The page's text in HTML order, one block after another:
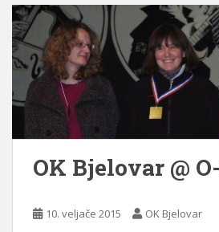
OK Bjelovar @
10. veljače 2015 OK Bjelovar